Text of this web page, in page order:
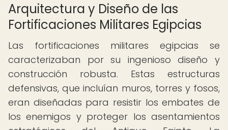
Arquitectura y Diseño de las
Fortificaciones Militares Egipcias
Las fortificaciones militares egipcias se
caracterizaban por su ingenioso diseño y
construcción robusta. Estas estructuras
defensivas, que incluían muros, torres y fosos,
eran diseñadas para resistir los embates de
los enemigos y proteger los asentamientos